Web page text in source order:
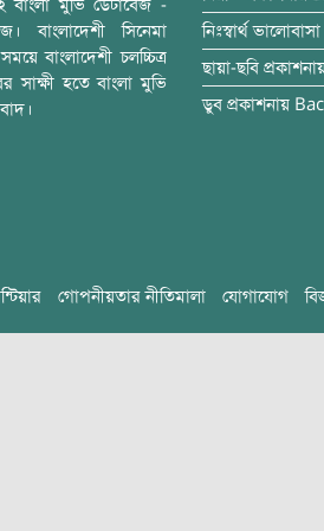
বাংলা মুভি ডেটাবেজ -
বাংলাদেশী সিনেমা
বাংলাদেশী চলচ্চিত্র
সাক্ষী হতে বাংলা মুভি
নিঃস্বার্থ ভালোবাসা
ছায়া-ছবি
ডুব প্রকাশনায়
গোপনীয়তার নীতিমালা যোগাযোগ